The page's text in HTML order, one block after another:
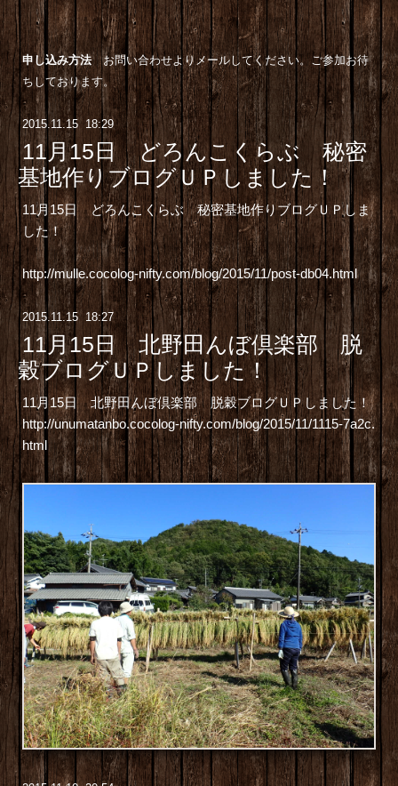
申し込み方法お問い合わせよりメールしてください。ご参加お待
ちしております。
2015.11.15 18:29
11月15日 どろんこくらぶ 秘密
基地作りブログＵＰしました！
11月15日 どろんこくらぶ 秘密基地作りブログＵＰしま
した！
http://mulle.cocolog-nifty.com/blog/2015/11/post-db04.html
2015.11.15 18:27
11月15日 北野田んぼ倶楽部 脱
穀ブログＵＰしました！
11月15日 北野田んぼ倶楽部 脱穀ブログＵＰしました！
http://unumatanbo.cocolog-nifty.com/blog/2015/11/1115-7a2c.
html